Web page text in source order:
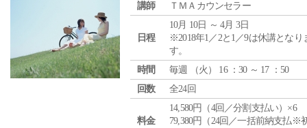
講師 ＴＭＡカウンセラー
日程
10月 10日 ～ 4月 3日
※2018年1／2と1／9は休講となり
す。
時間
毎週 （火 ） 16 ：30 ～ 17 ：50
回数
全24回
料金
14,580円（4回／分割支払い）×6
79,380円（24回／一括前納支払※